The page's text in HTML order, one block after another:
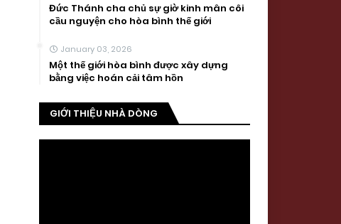
Đức Thánh cha chủ sự giờ kinh mân côi
cầu nguyện cho hòa bình thế giới
January 03, 2026
Một thế giới hòa bình được xây dựng
bằng việc hoán cải tâm hồn
GIỚI THIỆU NHÀ DÒNG